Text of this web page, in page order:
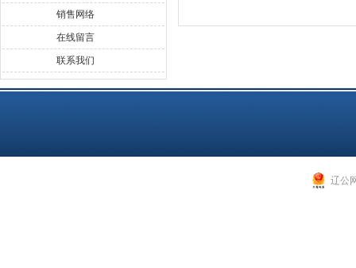
销售网络
在线留言
联系我们
辽公